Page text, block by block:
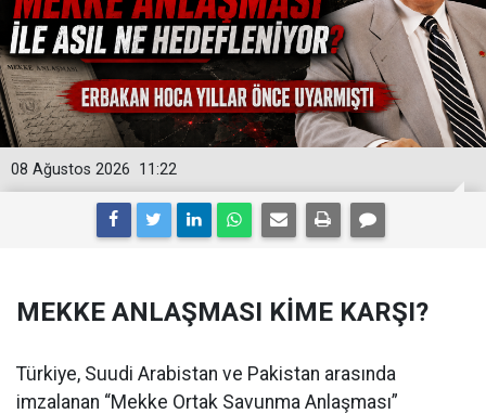
11:22
08 Ağustos 2026
MEKKE ANLAŞMASI KİME KARŞI?
Türkiye, Suudi Arabistan ve Pakistan arasında
imzalanan “Mekke Ortak Savunma Anlaşması”